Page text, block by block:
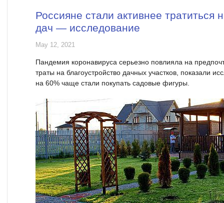
Россияне стали активнее тратиться
дач — исследование
May 12, 2021
Пандемия коронавируса серьезно повлияла на
траты на благоустройство дачных участков, показали
на 60% чаще стали покупать садовые фигуры.